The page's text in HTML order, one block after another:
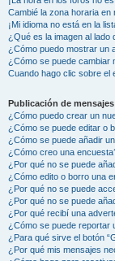
Cambié la zona horaria en
¡Mi idioma no está en la
¿Qué es la imagen al lado
¿Cómo puedo mostrar un
¿Cómo se puede cambiar
Cuando hago clic sobre el
Publicación de mensajes
¿Cómo puedo crear un
¿Cómo se puede editar o
¿Cómo se puede añadir
¿Cómo creo una
¿Por qué no se puede
¿Cómo edito o borro una
¿Por qué no se puede
¿Por qué no se puede
¿Por qué recibí una
¿Cómo se puede reportar
¿Para qué sirve el botón
¿Por qué mis mensajes